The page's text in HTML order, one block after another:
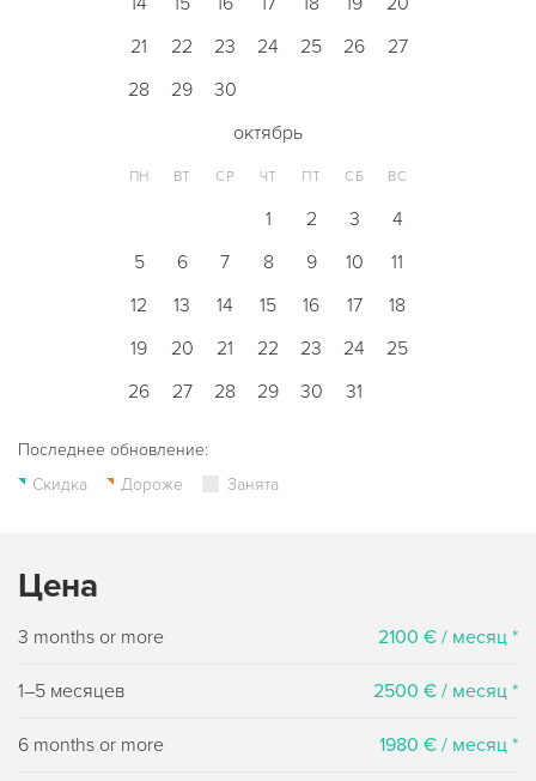
21
22 23 24 25 26
27
28
29
30
октябрь
ПН ВТ СР ЧТ ПТ СБ ВС
1 2 3
4
5
6 7 8 9 10
11
12
13 14 15 16 17
18
19
20 21 22 23 24
25
26
27 28 29 30 31
Последнее обновление:
Скидка
Дороже Занята
Цена
3 months or more 2100 € / месяц *
1–5 месяцев 2500 € / месяц *
6 months or more 1980 € / месяц *